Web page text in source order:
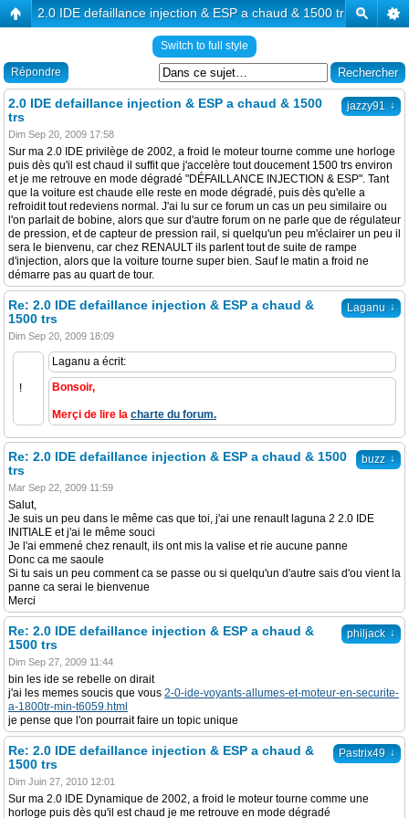
2.0 IDE defaillance injection & ESP a chaud & 1500 trs
Switch to full style
Répondre
jazzy91 ↓
2.0 IDE defaillance injection & ESP a chaud & 1500
trs
Dim Sep 20, 2009 17:58
Sur ma 2.0 IDE privilège de 2002, a froid le moteur tourne comme une horloge
puis dès qu'il est chaud il suffit que j'accelère tout doucement 1500 trs environ
et je me retrouve en mode dégradé "DÉFAILLANCE INJECTION & ESP". Tant
que la voiture est chaude elle reste en mode dégradé, puis dès qu'elle a
refroidit tout redeviens normal. J'ai lu sur ce forum un cas un peu similaire ou
l'on parlait de bobine, alors que sur d'autre forum on ne parle que de régulateur
de pression, et de capteur de pression rail, si quelqu'un peu m'éclairer un peu il
sera le bienvenu, car chez RENAULT ils parlent tout de suite de rampe
d'injection, alors que la voiture tourne super bien. Sauf le matin a froid ne
démarre pas au quart de tour.
Laganu ↓
Re: 2.0 IDE defaillance injection & ESP a chaud &
1500 trs
Dim Sep 20, 2009 18:09
!
Laganu a écrit:
Bonsoir,
Merçi de lire la charte du forum.
buzz ↓
Re: 2.0 IDE defaillance injection & ESP a chaud & 1500
trs
Mar Sep 22, 2009 11:59
Salut,
Je suis un peu dans le même cas que toi, j'ai une renault laguna 2 2.0 IDE
INITIALE et j'ai le même souci
Je l'ai emmené chez renault, ils ont mis la valise et rie aucune panne
Donc ca me saoule
Si tu sais un peu comment ca se passe ou si quelqu'un d'autre sais d'ou vient la
panne ca serai le bienvenue
Merci
philjack ↓
Re: 2.0 IDE defaillance injection & ESP a chaud &
1500 trs
Dim Sep 27, 2009 11:44
bin les ide se rebelle on dirait
j'ai les memes soucis que vous 2-0-ide-voyants-allumes-et-moteur-en-securite-
a-1800tr-min-t6059.html
je pense que l'on pourrait faire un topic unique
Pastrix49 ↓
Re: 2.0 IDE defaillance injection & ESP a chaud &
1500 trs
Dim Juin 27, 2010 12:01
Sur ma 2.0 IDE Dynamique de 2002, a froid le moteur tourne comme une
horloge puis dès qu'il est chaud je me retrouve en mode dégradé